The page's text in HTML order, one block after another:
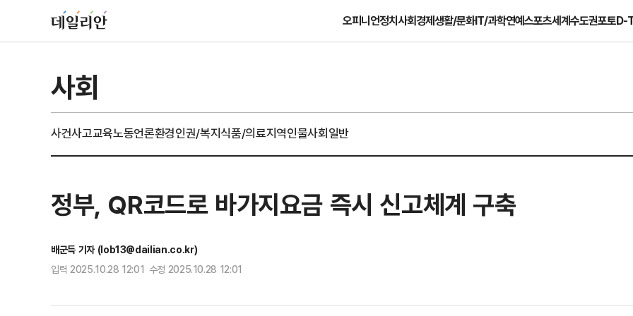
오피니언정치사회경제생활/문화IT/과학연예스포츠세계수도권포토D-
사회
사건사고교육노동언론환경인권/복지식품/의료지역인물사회일반
정부, QR코드로 바가지요금 즉시 신고체계 구축
배군득 기자 (lob13@dailian.co.kr)
입력 2025.10.28 12:01 수정 2025.10.28 12:01